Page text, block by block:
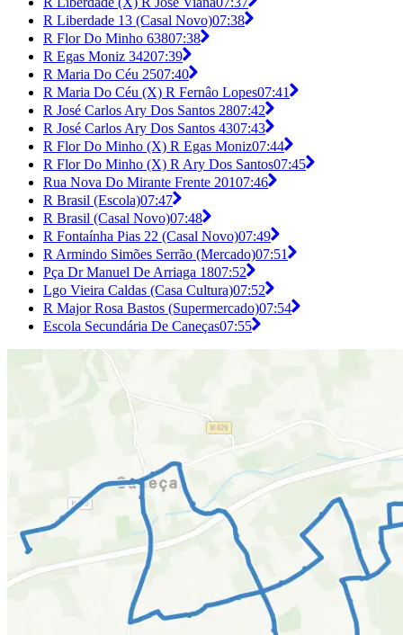
R Liberdade 13 (Casal Novo)07:38
R Flor Do Minho 63807:38
R Egas Moniz 34207:39
R Maria Do Céu 2507:40
R Maria Do Céu (X) R Fernâo Lopes07:41
R José Carlos Ary Dos Santos 2807:42
R José Carlos Ary Dos Santos 4307:43
R Flor Do Minho (X) R Egas Moniz07:44
R Flor Do Minho (X) R Ary Dos Santos07:45
Rua Nova Do Mirante Frente 20107:46
R Brasil (Escola)07:47
R Brasil (Casal Novo)07:48
R Fontaínha Pias 22 (Casal Novo)07:49
R Armindo Simões Serrão (Mercado)07:51
Pça Dr Manuel De Arriaga 1807:52
Lgo Vieira Caldas (Casa Cultura)07:52
R Major Rosa Bastos (Supermercado)07:54
Escola Secundária De Caneças07:55